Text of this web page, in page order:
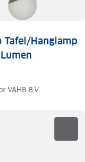
Tafel/Hanglamp
VAHB B.V.